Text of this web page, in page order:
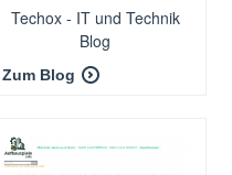
Techox - IT und Technik
Blog
Zum Blog